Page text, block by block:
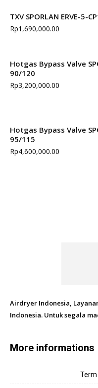
TXV SPORLAN ERVE-5-
Rp1,690,000.00
Hotgas Bypass Valve
90/120
Rp3,200,000.00
Hotgas Bypass Valve
95/115
Rp4,600,000.00
Airdryer Indonesia,
Indonesia. Untuk segala
More informations
Term